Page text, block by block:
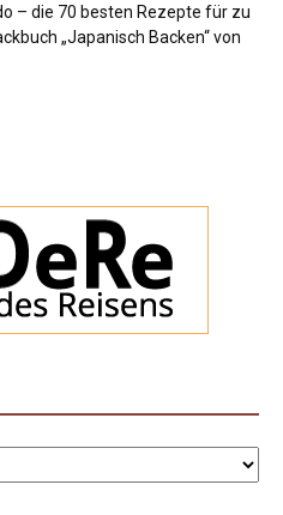
– die 70 besten Rezepte für zu
„Japanisch Backen“ von